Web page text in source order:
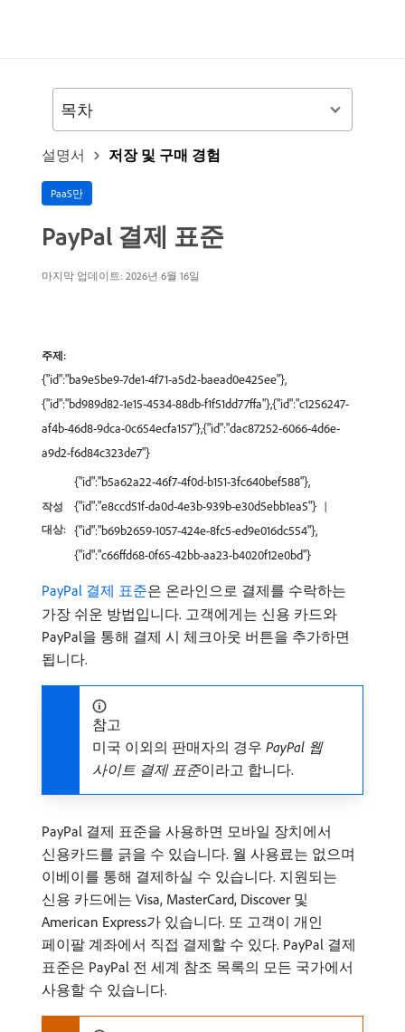
설명서 저장 및 구매 경험
PaaS만
PayPal 결제 표준
마지막 업데이트: 2026년 6월 16일
주제:
{"id":"ba9e5be9-7de1-4f71-a5d2-baead0e425ee"},
{"id":"bd989d82-1e15-4534-88db-f1f51dd77ffa"},{"id":"c1256247-
af4b-46d8-9dca-0c654ecfa157"},{"id":"dac87252-6066-4d6e-
a9d2-f6d84c323de7"}
작성
대상:
{"id":"b5a62a22-46f7-4f0d-b151-3fc640bef588"},
{"id":"e8ccd51f-da0d-4e3b-939b-e30d5ebb1ea5"}
{"id":"b69b2659-1057-424e-8fc5-ed9e016dc554"},
{"id":"c66ffd68-0f65-42bb-aa23-b4020f12e0bd"}
PayPal 결제 표준은 온라인으로 결제를 수락하는
가장 쉬운 방법입니다. 고객에게는 신용 카드와
PayPal을 통해 결제 시 체크아웃 버튼을 추가하면
됩니다.
참고
미국 이외의 판매자의 경우 PayPal 웹
사이트 결제 표준​이라고 합니다.
PayPal 결제 표준을 사용하면 모바일 장치에서
신용카드를 긁을 수 있습니다. 월 사용료는 없으며
이베이를 통해 결제하실 수 있습니다. 지원되는
신용 카드에는 Visa, MasterCard, Discover 및
American Express가 있습니다. 또 고객이 개인
페이팔 계좌에서 직접 결제할 수 있다. PayPal 결제
표준은 PayPal 전 세계 참조 목록의 모든 국가에서
사용할 수 있습니다.
목차